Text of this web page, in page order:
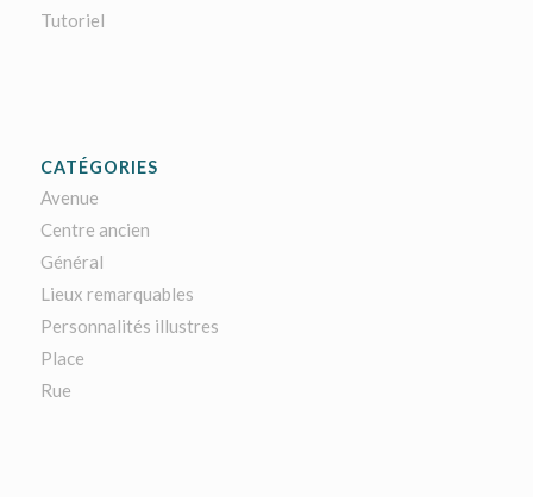
Tutoriel
CATÉGORIES
Avenue
Centre ancien
Général
Lieux remarquables
Personnalités illustres
Place
Rue